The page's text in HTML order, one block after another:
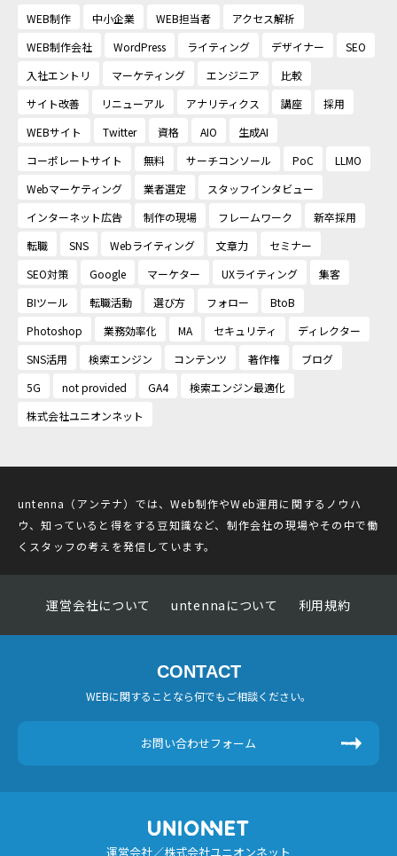
WEB制作 中小企業 WEB担当者
アクセス解析
WEB制作会社
WordPress ライティング デザイナー
SEO
入社エントリ
マーケティング エンジニア
比較
サイト改善
リニューアル アナリティクス 講座
採用
WEBサイト
Twitter 資格 AIO
生成AI
コーポレートサイト
無料 サーチコンソール PoC
LLMO
Webマーケティング
業者選定
スタッフインタビュー
インターネット広告
制作の現場 フレームワーク
新卒採用
転職
SNS Webライティング 文章力
セミナー
SEO対策
Google マーケター UXライティング
集客
BIツール
転職活動 選び方 フォロー
BtoB
Photoshop
業務効率化 MA セキュリティ
ディレクター
SNS活用
検索エンジン コンテンツ 著作権
ブログ
5G
not provided GA4
検索エンジン最適化
株式会社ユニオンネット
untenna（アンテナ）では、Web制作やWeb運用に関するノウハ
ウ、知っていると得をする豆知識など、制作会社の現場やその中で働
くスタッフの考えを発信しています。
運営会社について untennaについて 利用規約
CONTACT
WEBに関することなら何でもご相談ください。
お問い合わせフォーム
運営会社／株式会社ユニオンネット